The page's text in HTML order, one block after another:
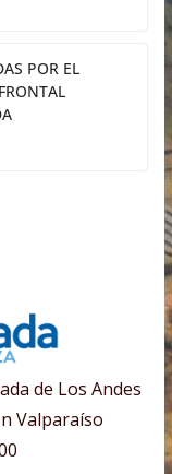
POR EL
de Los Andes
Valparaíso